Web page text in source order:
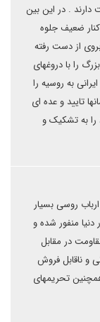
. در این بین
ضعیف جلوه
از دست رفته
را با دروغهای
به روسیه را
تایید و عده ای
را به تشکیک و
روسی بسیار
دنیا منفور شده و
در مقابل
و ناقابل فروش
همچنین تحریمهای